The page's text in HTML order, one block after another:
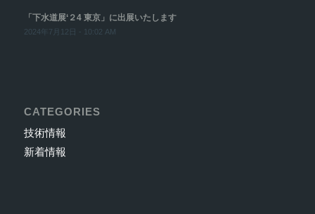
「下水道展‘２4 東京」に出展いたします
2024年7月12日 - 10:02 AM
CATEGORIES
技術情報
新着情報